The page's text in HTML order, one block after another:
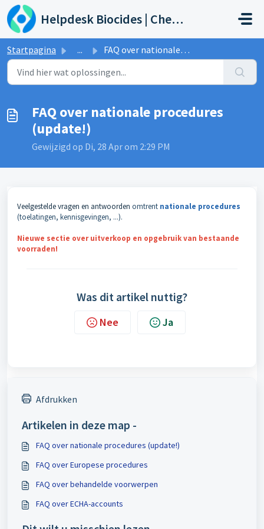
Doorgaan naar hoofdinhoud
Helpdesk Biocides | Chemicals | Products
Startpagina ... FAQ over nationale procedures (update!)
FAQ over nationale procedures
(update!)
Gewijzigd op Di, 28 Apr om 2:29 PM
Veelgestelde vragen en antwoorden omtrent nationale procedures
(toelatingen, kennisgevingen, ...).
Nieuwe sectie over uitverkoop en opgebruik van bestaande
voorraden!
Was dit artikel nuttig?
Nee Ja
Afdrukken
Artikelen in deze map -
FAQ over nationale procedures (update!)
FAQ over Europese procedures
FAQ over behandelde voorwerpen
FAQ over ECHA-accounts